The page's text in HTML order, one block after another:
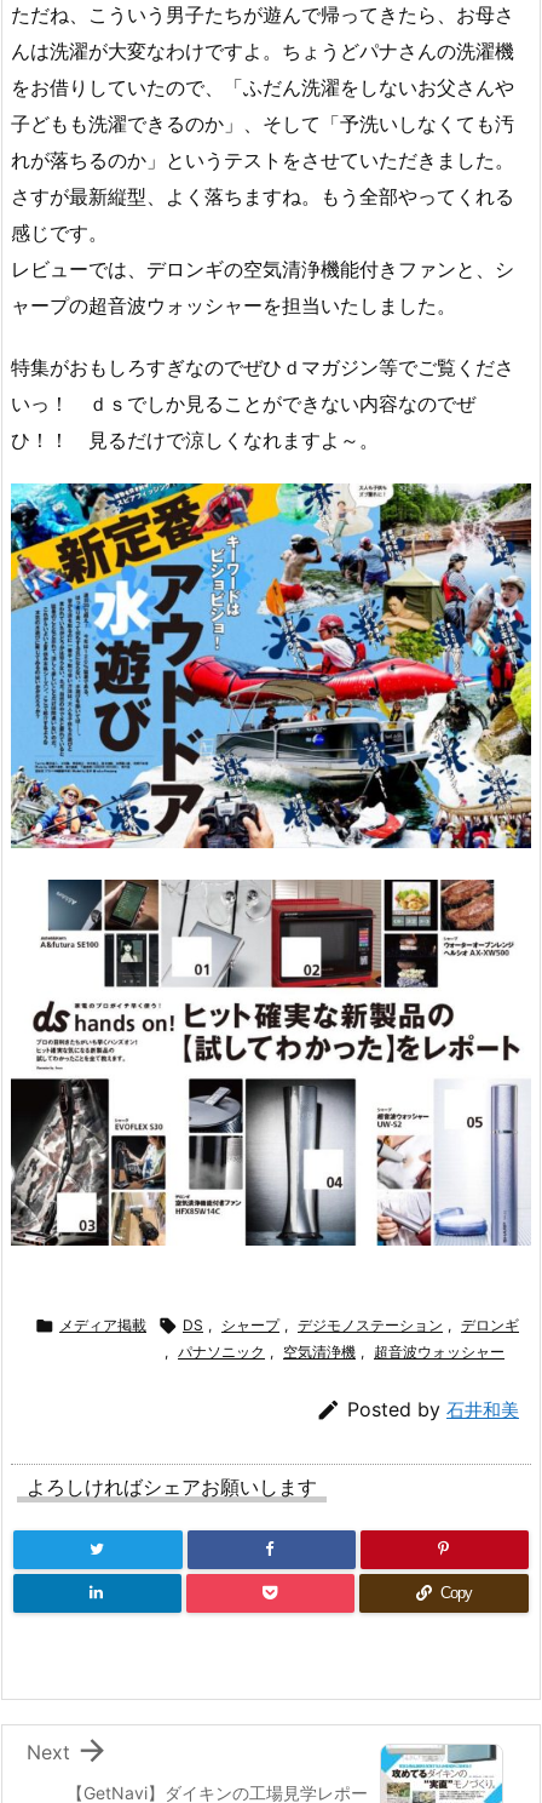
ただね、こういう男子たちが遊んで帰ってきたら、お母さ
んは洗濯が大変なわけですよ。ちょうどパナさんの洗濯機
をお借りしていたので、「ふだん洗濯をしないお父さんや
子どもも洗濯できるのか」、そして「予洗いしなくても汚
れが落ちるのか」というテストをさせていただきました。
さすが最新縦型、よく落ちますね。もう全部やってくれる
感じです。
レビューでは、デロンギの空気清浄機能付きファンと、シ
ャープの超音波ウォッシャーを担当いたしました。
特集がおもしろすぎなのでぜひｄマガジン等でご覧くださ
いっ！ ｄｓでしか見ることができない内容なのでぜ
ひ！！ 見るだけで涼しくなれますよ～。
 メディア掲載  DS , シャープ , デジモノステーション , デロンギ
, パナソニック , 空気清浄機 , 超音波ウォッシャー
 Posted by 石井和美
よろしければシェアお願いします
Copy
【GetNavi】ダイキンの工場見学レポー

Next